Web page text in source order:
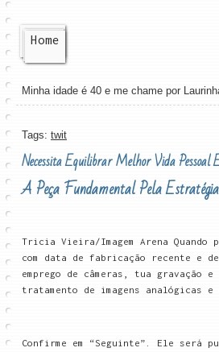
Home
Minha idade é 40 e me chame por
Tags: twit
Necessita Equilibrar Melhor Vida
A Peça Fundamental Pela
Tricia Vieira/Imagem Arena
com data de fabricação recente e
emprego de câmeras, tua
tratamento de imagens
Confirme em “Seguinte”. Ele será